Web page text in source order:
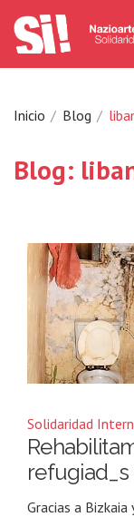
Inicio Blog
Blog:
Solidaridad
refugiad_s
Gracias a